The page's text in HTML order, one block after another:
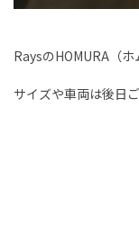
RaysのHOMURA（ホ
サイズや車両は後日